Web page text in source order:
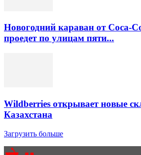
Новогодний караван от Coca-
проедет по улицам пяти...
Wildberries открывает новые
Казахстана
Загрузить больше